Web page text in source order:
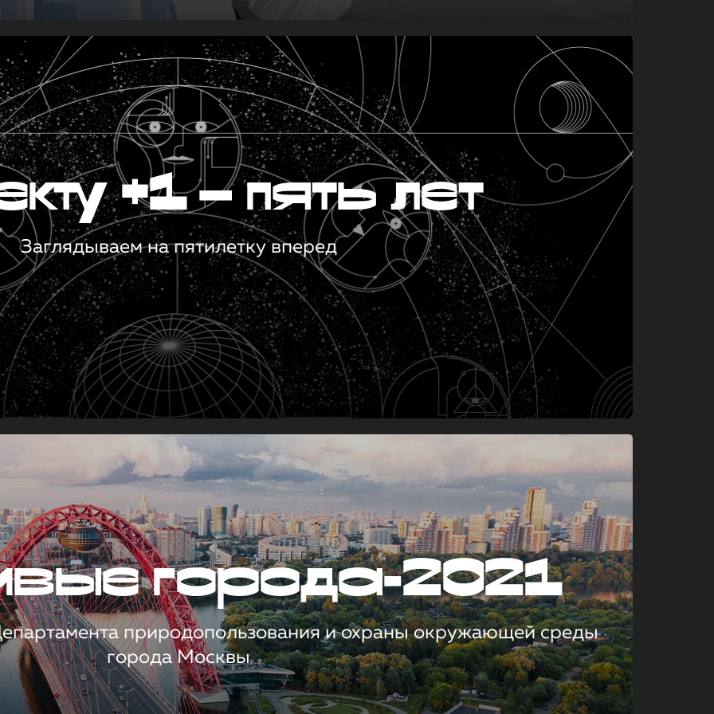
+1 — пять лет
Заглядываем на пятилетку вперед
города-2021
природопользования и охраны окружающей среды
города Москвы